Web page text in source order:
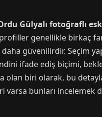
Gülyalı fotoğraflı
genellikle birkaç
güvenilirdir. Seçim
ifade ediş biçimi,
olan biri olarak, bu
bunları incelemek